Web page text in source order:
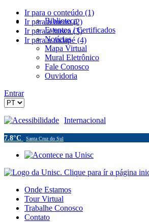
Ir para o conteúdo (1)
Ir para o menu (2)
Ir para a busca (3)
Ir para o rodapé (4)
Biblioteca
Eventos / Certificados
Notícias
Mapa Virtual
Mural Eletrônico
Fale Conosco
Ouvidoria
Entrar
Acessibilidade Internacional
7.8°C Santa Cruz do Sul
Onde Estamos
Tour Virtual
Trabalhe Conosco
Contato